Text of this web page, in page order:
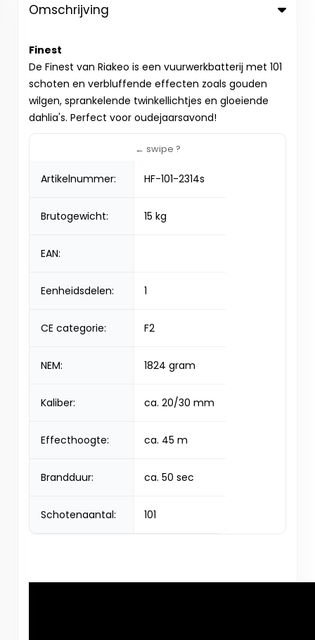
Omschrijving
Finest
De Finest van Riakeo is een vuurwerkbatterij met 101
schoten en verbluffende effecten zoals gouden
wilgen, sprankelende twinkellichtjes en gloeiende
dahlia's. Perfect voor oudejaarsavond!
Artikelnummer: HF-101-2314s
Brutogewicht: 15 kg
EAN:
Eenheidsdelen: 1
CE categorie: F2
NEM: 1824 gram
Kaliber: ca. 20/30 mm
Effecthoogte: ca. 45 m
Brandduur: ca. 50 sec
Schotenaantal: 101